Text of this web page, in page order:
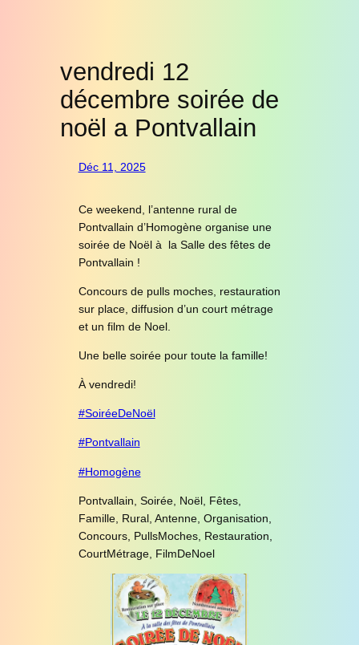
vendredi 12
décembre soirée de
noël a Pontvallain
Déc 11, 2025
Ce weekend, l’antenne rural de
Pontvallain d’Homogène organise une
soirée de Noël à la Salle des fêtes de
Pontvallain !
Concours de pulls moches, restauration
sur place, diffusion d’un court métrage
et un film de Noel.
Une belle soirée pour toute la famille!
À vendredi!
#SoiréeDeNoël
#Pontvallain
#Homogène
Pontvallain, Soirée, Noël, Fêtes,
Famille, Rural, Antenne, Organisation,
Concours, PullsMoches, Restauration,
CourtMétrage, FilmDeNoel